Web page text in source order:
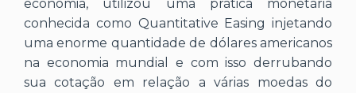
economia, utilizou uma prática monetária
conhecida como Quantitative Easing injetando
uma enorme quantidade de dólares americanos
na economia mundial e com isso derrubando
sua cotação em relação a várias moedas do